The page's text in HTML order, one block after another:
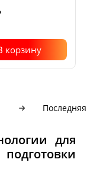
корзину
Последняя
для